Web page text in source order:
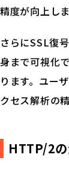
精度が向上しま
さらにSSL復
身まで可視化
ります。ユー
クセス解析の
HTTP/2